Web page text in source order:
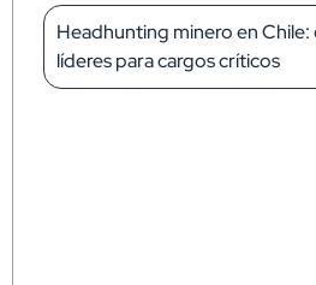
Headhunting minero en
líderes para cargos críticos